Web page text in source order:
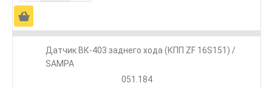
Ä
Датчик ВК-403 заднего хода (КПП ZF 16S151) /
SAMPA
051.184